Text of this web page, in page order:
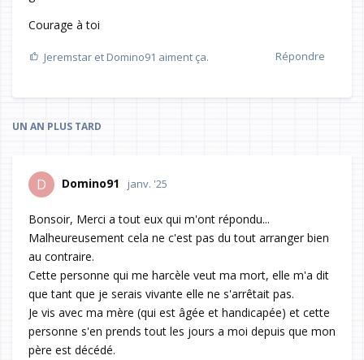
Courage à toi
Répondre
Jeremstar et Domino91 aiment ça.
UN AN PLUS TARD
D Domino91 janv. '25
Bonsoir, Merci a tout eux qui m'ont répondu...
Malheureusement cela ne c'est pas du tout arranger bien
au contraire.
Cette personne qui me harcèle veut ma mort, elle m'a dit
que tant que je serais vivante elle ne s'arrêtait pas.
Je vis avec ma mère (qui est âgée et handicapée) et cette
personne s'en prends tout les jours a moi depuis que mon
père est décédé.